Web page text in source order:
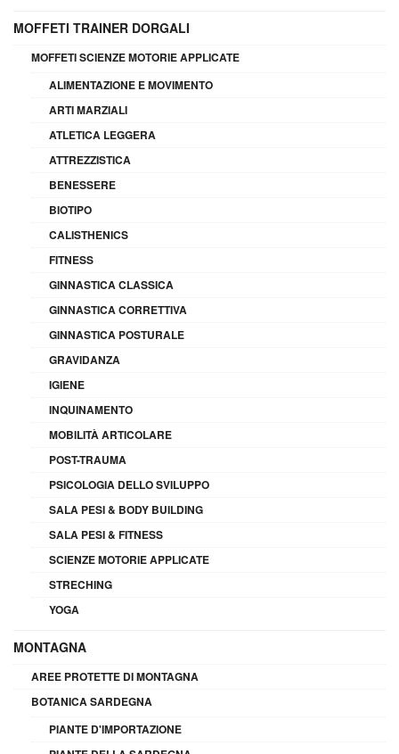
MOFFETI TRAINER DORGALI
MOFFETI SCIENZE MOTORIE APPLICATE
ALIMENTAZIONE E MOVIMENTO
ARTI MARZIALI
ATLETICA LEGGERA
ATTREZZISTICA
BENESSERE
BIOTIPO
CALISTHENICS
FITNESS
GINNASTICA CLASSICA
GINNASTICA CORRETTIVA
GINNASTICA POSTURALE
GRAVIDANZA
IGIENE
INQUINAMENTO
MOBILITÀ ARTICOLARE
POST-TRAUMA
PSICOLOGIA DELLO SVILUPPO
SALA PESI & BODY BUILDING
SALA PESI & FITNESS
SCIENZE MOTORIE APPLICATE
STRECHING
YOGA
MONTAGNA
AREE PROTETTE DI MONTAGNA
BOTANICA SARDEGNA
PIANTE D'IMPORTAZIONE